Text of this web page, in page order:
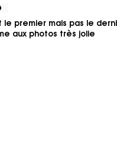
le premier mais pas le
aux photos très jolie